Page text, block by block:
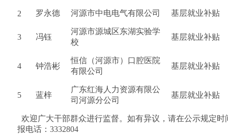
2 罗永德 河源市中电电气有限公司 基层就业补贴
3 冯钰
河源市源城区东湖实验学
校
基层就业补贴
4 钟浩彬
恒信（河源市）口腔医院
有限公司
基层就业补贴
5 蓝梓
广东红海人力资源有限公
司河源分公司
基层就业补贴
欢迎广大干部群众进行监督。如有异议，请在公示规定
报电话：3332804